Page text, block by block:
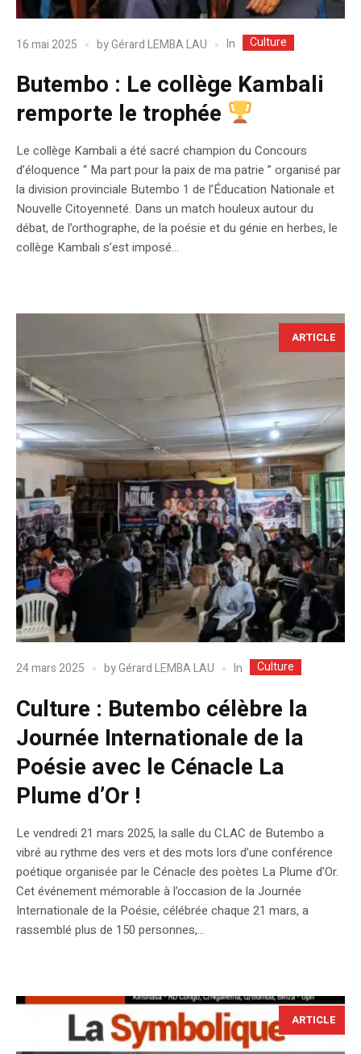
16 mai 2025 byGérard LEMBA LAU In Culture
Butembo : Le collège Kambali
remporte le trophée
Le collège Kambali a été sacré champion du Concours
d’éloquence “ Ma part pour la paix de ma patrie ” organisé par
la division provinciale Butembo 1 de l’Éducation Nationale et
Nouvelle Citoyenneté. Dans un match houleux autour du
débat, de l’orthographe, de la poésie et du génie en herbes, le
collège Kambali s’est imposé...
ARTICLE
24 mars 2025 byGérard LEMBA LAU In Culture
Culture : Butembo célèbre la
Journée Internationale de la
Poésie avec le Cénacle La
Plume d’Or !
Le vendredi 21 mars 2025, la salle du CLAC de Butembo a
vibré au rythme des vers et des mots lors d’une conférence
poétique organisée par le Cénacle des poètes La Plume d’Or.
Cet événement mémorable à l’occasion de la Journée
Internationale de la Poésie, célébrée chaque 21 mars, a
rassemblé plus de 150 personnes,...
ARTICLE